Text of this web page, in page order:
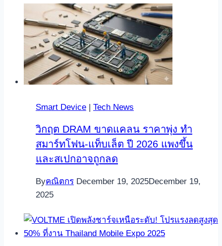
Smart Device | Tech News
วิกฤต DRAM ขาดแคลน ราคาพุ่ง ทำ
สมาร์ทโฟน-แท็บเล็ต ปี 2026 แพงขึ้น
และสเปกอาจถูกลด
Byคณิตกร December 19, 2025December 19,
2025